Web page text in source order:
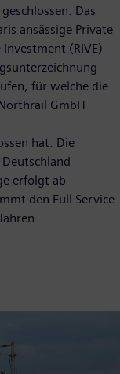
Das
ansässige Private
(RIVE)
für welche die
GmbH
hat. Die
erfolgt ab
den Full Service